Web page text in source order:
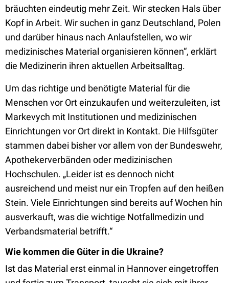
bräuchten eindeutig mehr Zeit. Wir stecken Hals über
Kopf in Arbeit. Wir suchen in ganz Deutschland, Polen
und darüber hinaus nach Anlaufstellen, wo wir
medizinisches Material organisieren können“, erklärt
die Medizinerin ihren aktuellen Arbeitsalltag.
Um das richtige und benötigte Material für die
Menschen vor Ort einzukaufen und weiterzuleiten, ist
Markevych mit Institutionen und medizinischen
Einrichtungen vor Ort direkt in Kontakt. Die Hilfsgüter
stammen dabei bisher vor allem von der Bundeswehr,
Apothekerverbänden oder medizinischen
Hochschulen. „Leider ist es dennoch nicht
ausreichend und meist nur ein Tropfen auf den heißen
Stein. Viele Einrichtungen sind bereits auf Wochen hin
ausverkauft, was die wichtige Notfallmedizin und
Verbandsmaterial betrifft.“
Wie kommen die Güter in die Ukraine?
Ist das Material erst einmal in Hannover eingetroffen